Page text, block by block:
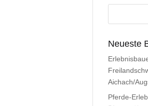
Neueste
Aichach/
Pferde-